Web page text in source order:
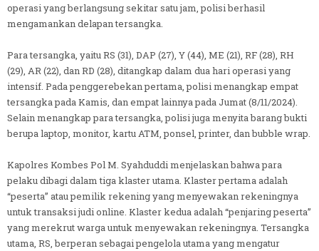
operasi yang berlangsung sekitar satu jam, polisi berhasil
mengamankan delapan tersangka.
Para tersangka, yaitu RS (31), DAP (27), Y (44), ME (21), RF (28), RH
(29), AR (22), dan RD (28), ditangkap dalam dua hari operasi yang
intensif. Pada penggerebekan pertama, polisi menangkap empat
tersangka pada Kamis, dan empat lainnya pada Jumat (8/11/2024).
Selain menangkap para tersangka, polisi juga menyita barang bukti
berupa laptop, monitor, kartu ATM, ponsel, printer, dan bubble wrap.
Kapolres Kombes Pol M. Syahduddi menjelaskan bahwa para
pelaku dibagi dalam tiga klaster utama. Klaster pertama adalah
“peserta” atau pemilik rekening yang menyewakan rekeningnya
untuk transaksi judi online. Klaster kedua adalah “penjaring peserta”
yang merekrut warga untuk menyewakan rekeningnya. Tersangka
utama, RS, berperan sebagai pengelola utama yang mengatur